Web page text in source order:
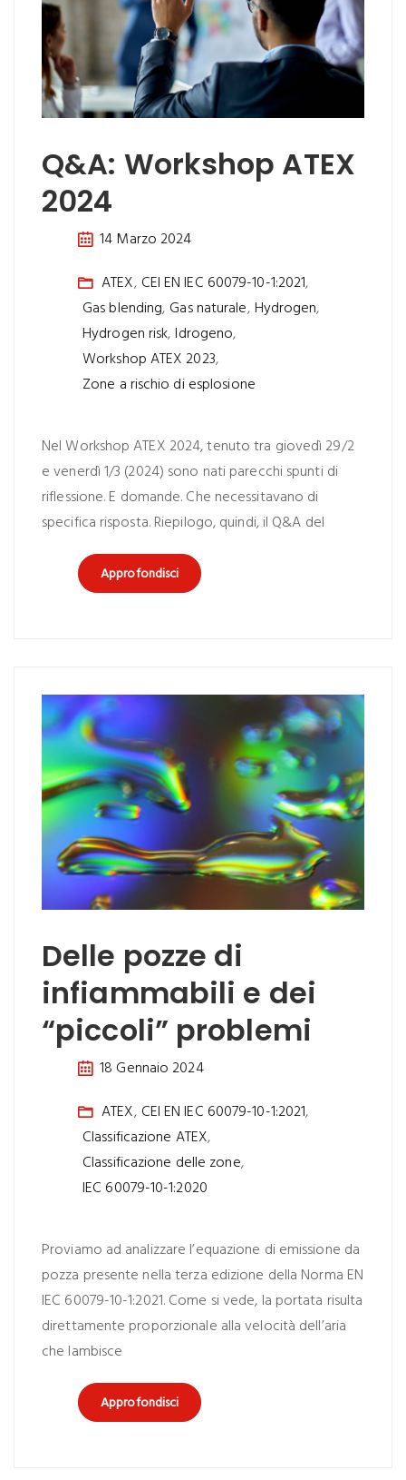
Q&A: Workshop ATEX
2024
14 Marzo 2024
ATEX, CEI EN IEC 60079-10-1:2021,
Gas blending, Gas naturale, Hydrogen,
Hydrogen risk, Idrogeno,
Workshop ATEX 2023,
Zone a rischio di esplosione
Nel Workshop ATEX 2024, tenuto tra giovedì 29/2
e venerdì 1/3 (2024) sono nati parecchi spunti di
riflessione. E domande. Che necessitavano di
specifica risposta. Riepilogo, quindi, il Q&A del
Approfondisci
Delle pozze di
infiammabili e dei
“piccoli” problemi
18 Gennaio 2024
ATEX, CEI EN IEC 60079-10-1:2021,
Classificazione ATEX,
Classificazione delle zone,
IEC 60079-10-1:2020
Proviamo ad analizzare l’equazione di emissione da
pozza presente nella terza edizione della Norma EN
IEC 60079-10-1:2021. Come si vede, la portata risulta
direttamente proporzionale alla velocità dell’aria
che lambisce
Approfondisci